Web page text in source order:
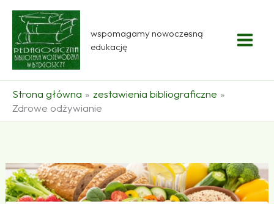
Przejdź
treści
wspomagamy nowoczesną
edukację
Strona główna
zestawienia bibliograficzne
Zdrowe odżywianie